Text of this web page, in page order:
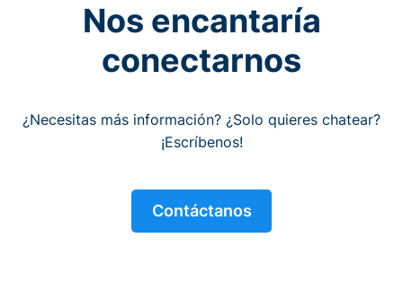
Nos encantaría
conectarnos
¿Necesitas más información? ¿Solo quieres chatear?
¡Escríbenos!
Contáctanos